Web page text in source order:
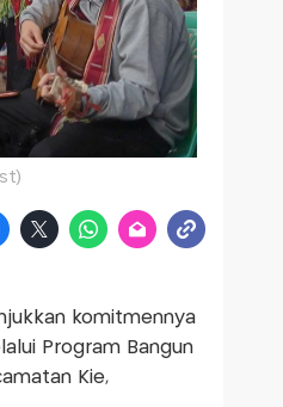
komitmennya
Program Bangun
Kie,